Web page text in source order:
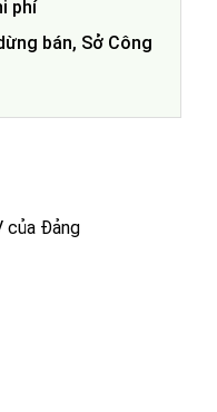
phí
bán, Sở Công
của Đảng